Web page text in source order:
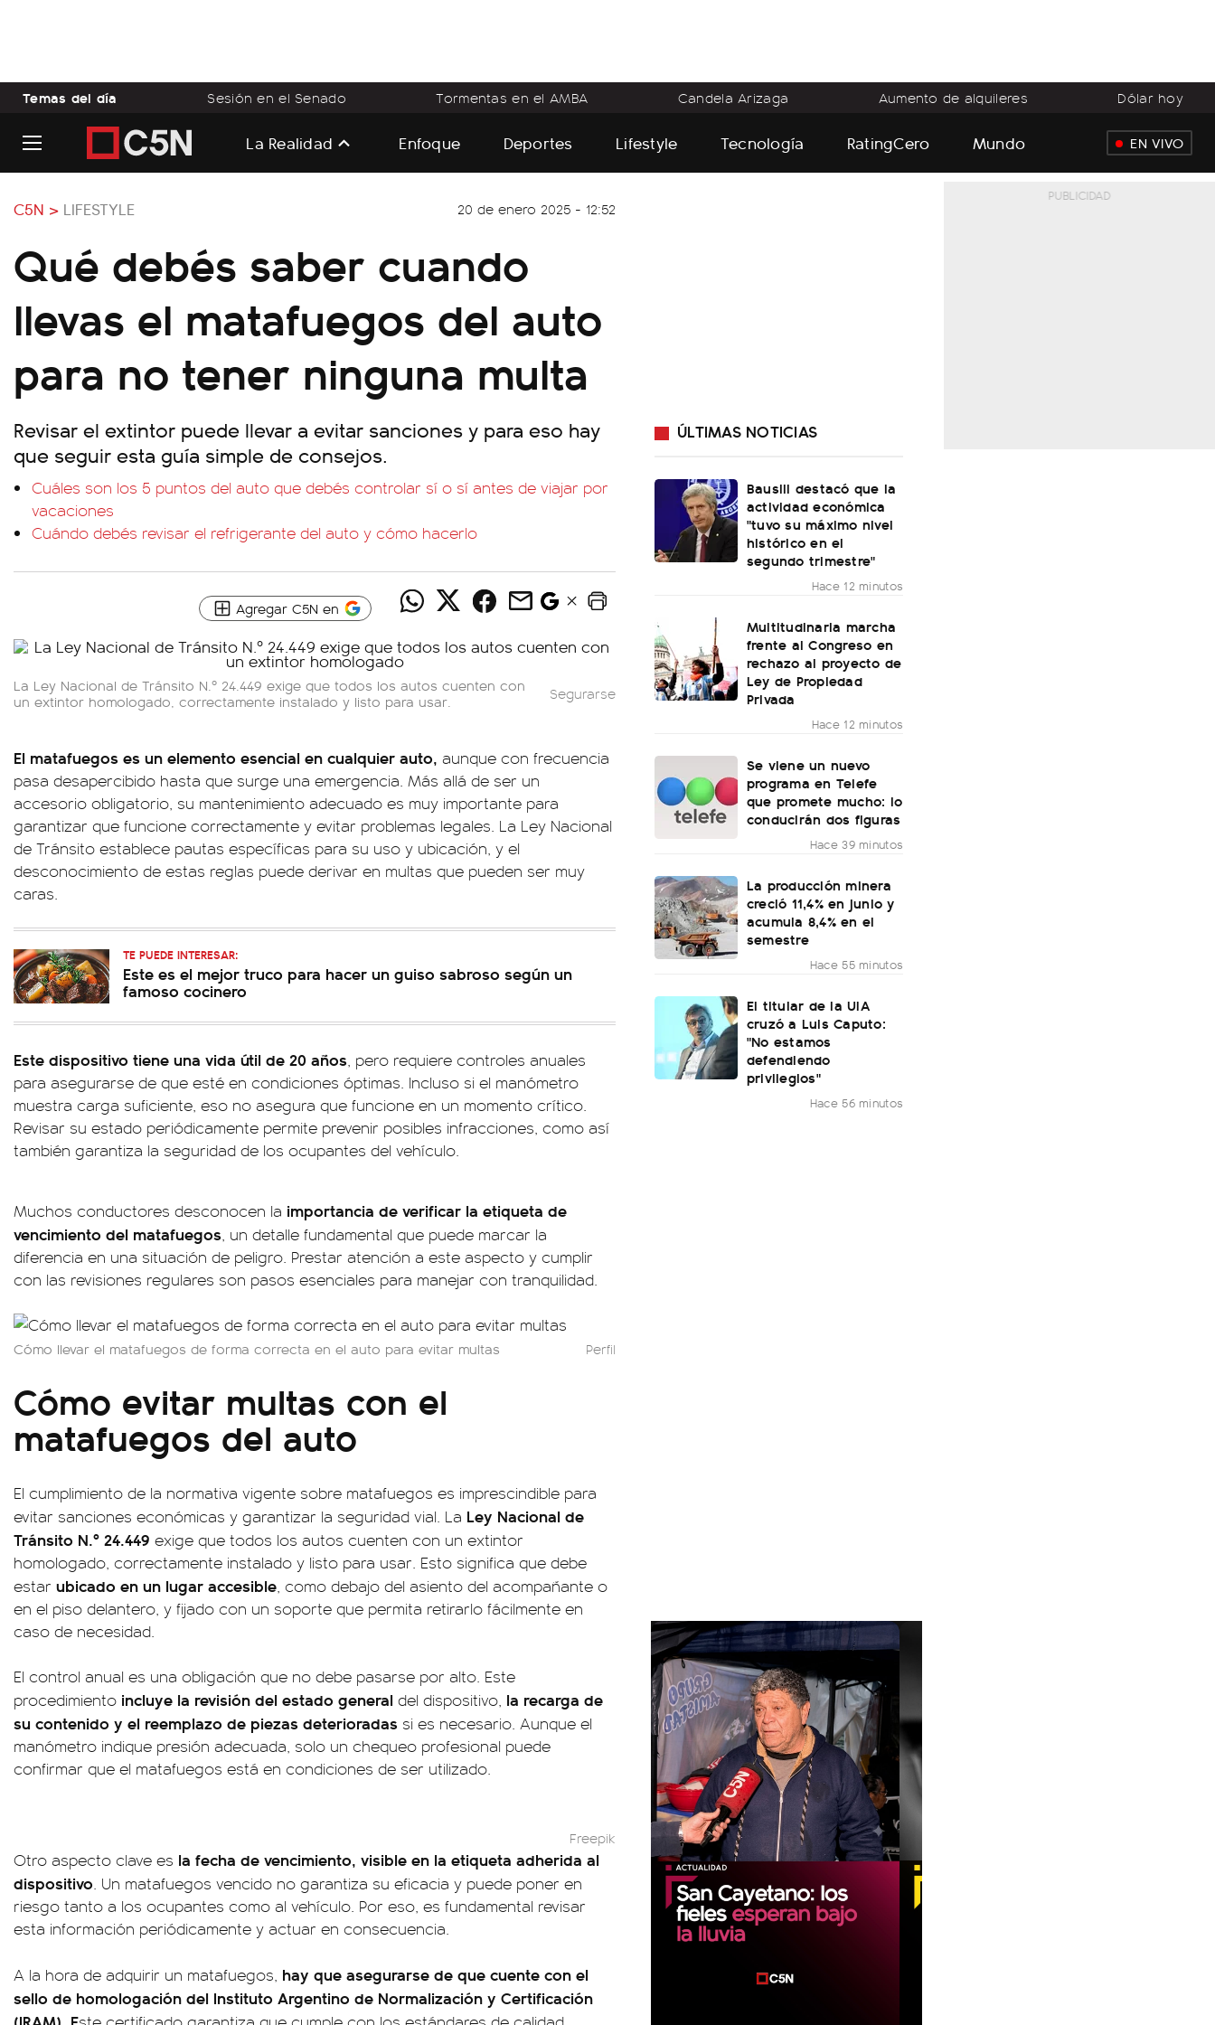
Temas del día Sesión en el Senado Tormentas en el AMBA Candela Arizaga Aumento de alquileres Dólar hoy
La Realidad Enfoque Deportes Lifestyle Tecnología RatingCero Mundo EN VIVO
C5N > LIFESTYLE 20 de enero 2025 - 12:52
Qué debés saber cuando
llevas el matafuegos del auto
para no tener ninguna multa
Revisar el extintor puede llevar a evitar sanciones y para eso hay
que seguir esta guía simple de consejos.
Cuáles son los 5 puntos del auto que debés controlar sí o sí antes de viajar por
vacaciones
Cuándo debés revisar el refrigerante del auto y cómo hacerlo
Agregar C5N en
La Ley Nacional de Tránsito N.º 24.449 exige que todos los autos cuenten con
un extintor homologado, correctamente instalado y listo para usar.
Segurarse
El matafuegos es un elemento esencial en cualquier auto, aunque con frecuencia
pasa desapercibido hasta que surge una emergencia. Más allá de ser un
accesorio obligatorio, su mantenimiento adecuado es muy importante para
garantizar que funcione correctamente y evitar problemas legales. La Ley Nacional
de Tránsito establece pautas específicas para su uso y ubicación, y el
desconocimiento de estas reglas puede derivar en multas que pueden ser muy
caras.
TE PUEDE INTERESAR:
Este es el mejor truco para hacer un guiso sabroso según un
famoso cocinero
Este dispositivo tiene una vida útil de 20 años, pero requiere controles anuales
para asegurarse de que esté en condiciones óptimas. Incluso si el manómetro
muestra carga suficiente, eso no asegura que funcione en un momento crítico.
Revisar su estado periódicamente permite prevenir posibles infracciones, como así
también garantiza la seguridad de los ocupantes del vehículo.
Muchos conductores desconocen la importancia de verificar la etiqueta de
vencimiento del matafuegos, un detalle fundamental que puede marcar la
diferencia en una situación de peligro. Prestar atención a este aspecto y cumplir
con las revisiones regulares son pasos esenciales para manejar con tranquilidad.
Cómo llevar el matafuegos de forma correcta en el auto para evitar multas Perfil
Cómo evitar multas con el
matafuegos del auto
El cumplimiento de la normativa vigente sobre matafuegos es imprescindible para
evitar sanciones económicas y garantizar la seguridad vial. La Ley Nacional de
Tránsito N.º 24.449 exige que todos los autos cuenten con un extintor
homologado, correctamente instalado y listo para usar. Esto significa que debe
estar ubicado en un lugar accesible, como debajo del asiento del acompañante o
en el piso delantero, y fijado con un soporte que permita retirarlo fácilmente en
caso de necesidad.
El control anual es una obligación que no debe pasarse por alto. Este
procedimiento incluye la revisión del estado general del dispositivo, la recarga de
su contenido y el reemplazo de piezas deterioradas si es necesario. Aunque el
manómetro indique presión adecuada, solo un chequeo profesional puede
confirmar que el matafuegos está en condiciones de ser utilizado.
Freepik
Otro aspecto clave es la fecha de vencimiento, visible en la etiqueta adherida al
dispositivo. Un matafuegos vencido no garantiza su eficacia y puede poner en
riesgo tanto a los ocupantes como al vehículo. Por eso, es fundamental revisar
esta información periódicamente y actuar en consecuencia.
A la hora de adquirir un matafuegos, hay que asegurarse de que cuente con el
sello de homologación del Instituto Argentino de Normalización y Certificación
ÚLTIMAS NOTICIAS
Bausili destacó que la
actividad económica
"tuvo su máximo nivel
histórico en el
segundo trimestre"
Hace 12 minutos
Multitudinaria marcha
frente al Congreso en
rechazo al proyecto de
Ley de Propiedad
Privada
Hace 12 minutos
Se viene un nuevo
programa en Telefe
que promete mucho: lo
conducirán dos figuras
Hace 39 minutos
La producción minera
creció 11,4% en junio y
acumula 8,4% en el
semestre
Hace 55 minutos
El titular de la UIA
cruzó a Luis Caputo:
"No estamos
defendiendo
privilegios"
Hace 56 minutos